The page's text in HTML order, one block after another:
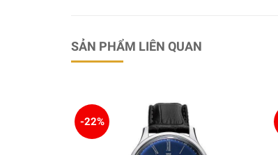
SẢN PHẨM LIÊN QUAN
-22%